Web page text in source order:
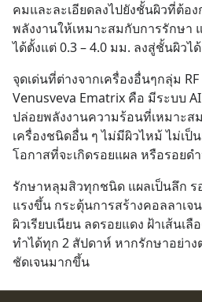
คมและละเอียดลงไปยังชั้นผิวที่ต้อ
พลังงานให้เหมาะสมกับการรักษา
ได้ตั้งแต่ 0.3 – 4.0 มม. ลงสู่ชั้นผิวไ
จุดเด่นที่ต่างจากเครื่องอื่นๆกลุ่ม
Venusveva Ematrix คือ มีระบบ
ปล่อยพลังงานความร้อนที่เหมาะส
เครื่องชนิดอื่น ๆ ไม่มีผิวไหม้ ไม่เป็
โอกาสที่จะเกิดรอยแผล หรือรอยด
รักษาหลุมสิวทุกชนิด แผลเป็นลึก
แรงขึ้น กระตุ้นการสร้างคอลลาเจ
ผิวเรียบเนียน ลดรอยแดง ฝ้าเส้นเ
ทำได้ทุก 2 สัปดาห์ หากรักษาอย่าง
ชัดเจนมากขึ้น